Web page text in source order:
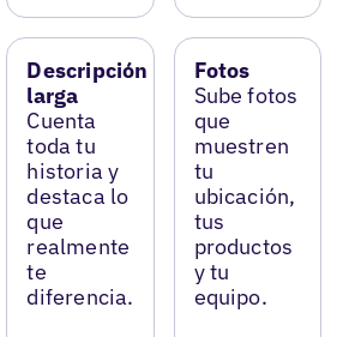
Descripción
larga
Cuenta
toda tu
historia y
destaca lo
que
realmente
te
diferencia.
Fotos
Sube fotos
que
muestren
tu
ubicación,
tus
productos
y tu
equipo.